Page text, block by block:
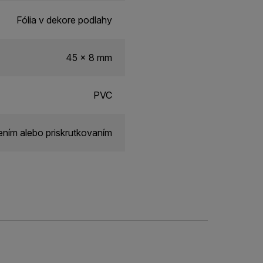
Fólia v dekore podlahy
45 x 8 mm
PVC
alebo priskrutkovaním